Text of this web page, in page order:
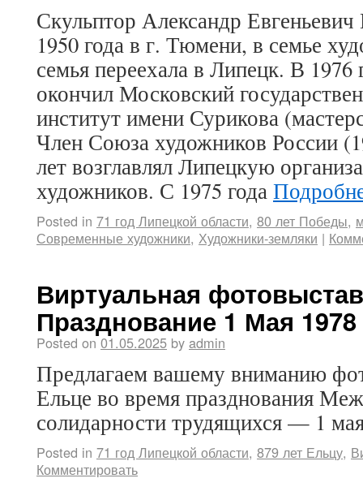
Скульптор Александр
1950 года в г. Тюмени, в семье
семья переехала в Липецк. В
окончил Московский
институт имени Сурикова
Член Союза художников России
лет возглавлял Липецкую
художников. С 1975 года
Posted in 71 год Липецкой области, 80 лет Победы,
Современные художники, Художники-земляки |
Виртуальная
Празднование 1 Мая
Posted on 01.05.2025 by admin
Предлагаем вашему вниманию
Ельце во время празднования
солидарности трудящихся — 1
Posted in 71 год Липецкой области, 879 лет Ельцу,
Комментировать